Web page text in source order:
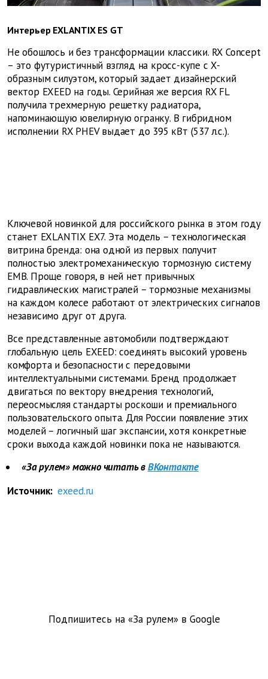
Интерьер EXLANTIX ES GT
Не обошлось и без трансформации классики. RX Concept
– это футуристичный взгляд на кросс-купе с X-
образным силуэтом, который задает дизайнерский
вектор EXEED на годы. Серийная же версия RX FL
получила трехмерную решетку радиатора,
напоминающую ювелирную огранку. В гибридном
исполнении RX PHEV выдает до 395 кВт (537 л.с.).
Ключевой новинкой для российского рынка в этом году
станет EXLANTIX EX7. Эта модель – технологическая
витрина бренда: она одной из первых получит
полностью электромеханическую тормозную систему
EMB. Проще говоря, в ней нет привычных
гидравлических магистралей – тормозные механизмы
на каждом колесе работают от электрических сигналов
независимо друг от друга.
Все представленные автомобили подтверждают
глобальную цель EXEED: соединять высокий уровень
комфорта и безопасности с передовыми
интеллектуальными системами. Бренд продолжает
двигаться по вектору внедрения технологий,
переосмысляя стандарты роскоши и премиального
пользовательского опыта. Для России появление этих
моделей – логичный шаг экспансии, хотя конкретные
сроки выхода каждой новинки пока не называются.
«За рулем» можно читать вВКонтакте
Источник: exeed.ru
Подпишитесь на «За рулем» в Google